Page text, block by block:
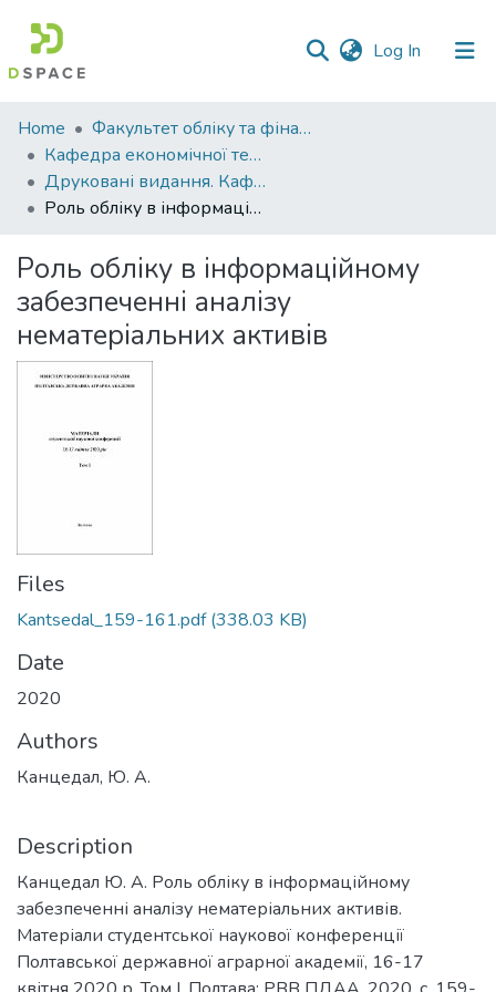
Log In (current)
Communities
&
Collections
Statistics
Home
Факультет обліку та фінансів
Кафедра економічної теорії та економічних досліджень
Друковані видання. Кафедра економічної теорії та економічних досліджень
Роль обліку в інформаційному забезпеченні аналізу нематеріальних активів
Роль обліку в інформаційному
забезпеченні аналізу
нематеріальних активів
Files
Kantsedal_159-161.pdf(338.03 KB)
Date
2020
Authors
Канцедал, Ю. А.
Description
Канцедал Ю. А. Роль обліку в інформаційному
забезпеченні аналізу нематеріальних активів.
Матеріали студентської наукової конференції
Полтавської державної аграрної академії, 16-17